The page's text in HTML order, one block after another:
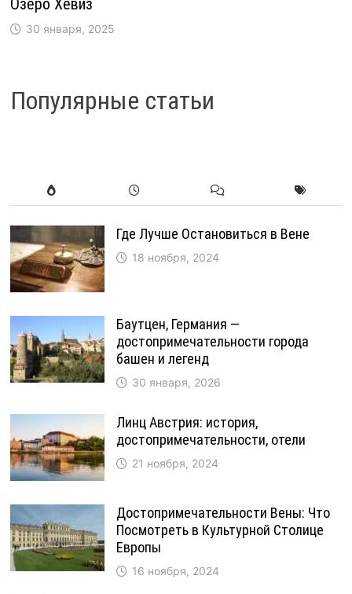
Озеро Хевиз
30 января, 2025
Популярные статьи
Где Лучше Остановиться в Вене
18 ноября, 2024
Баутцен, Германия —
достопримечательности города
башен и легенд
30 января, 2026
Линц Австрия: история,
достопримечательности, отели
21 ноября, 2024
Достопримечательности Вены: Что
Посмотреть в Культурной Столице
Европы
16 ноября, 2024